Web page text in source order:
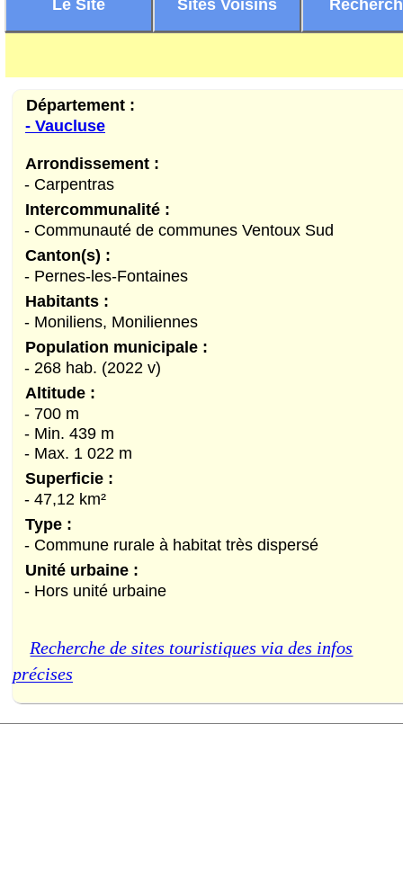
Le Site Sites Voisins
Département :
- Vaucluse
Arrondissement :
- Carpentras
Intercommunalité :
- Communauté de communes Ventoux Sud
Canton(s) :
- Pernes-les-Fontaines
Habitants :
- Moniliens, Moniliennes
Population municipale :
- 268 hab. (2022 v)
Altitude :
- 700 m
- Min. 439 m
- Max. 1 022 m
Superficie :
- 47,12 km²
Type :
- Commune rurale à habitat très dispersé
Unité urbaine :
- Hors unité urbaine
Recherche de sites touristiques via des infos
précises